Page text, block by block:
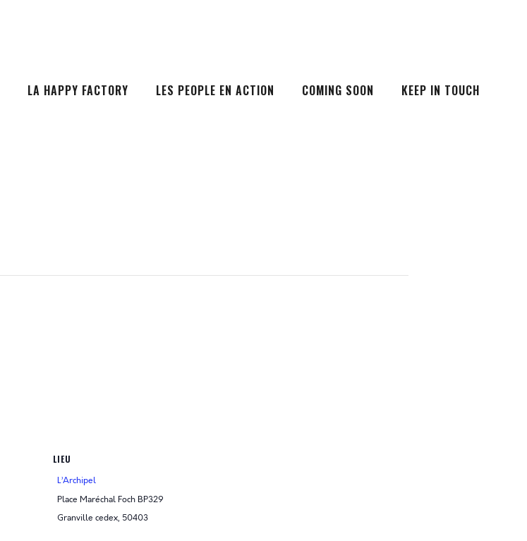
LA HAPPY FACTORY LES PEOPLE EN ACTION COMING SOON KEEP IN TOUCH
LIEU
L’Archipel
Place Maréchal Foch BP329
Granville cedex, 50403